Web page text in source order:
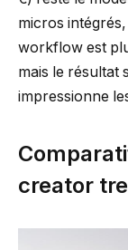
micros intégrés,
workflow est
mais le résultat
impressionne
creator